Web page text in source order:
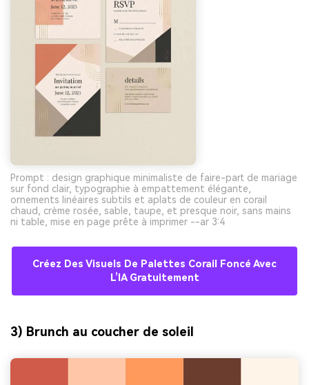
Prompt : design graphique minimaliste de faire-part de mariage
sur fond clair, typographie à empattement élégante,
ornements linéaires subtils et aplats de couleur en corail
chaud, crème rosée, sable, taupe, et presque noir, sans mains
ni table, mise en page prête à imprimer --ar 3:4
Créez Des Visuels De Palettes Corail Foncé Avec
L’IA Gratuitement
3) Brunch au coucher de soleil